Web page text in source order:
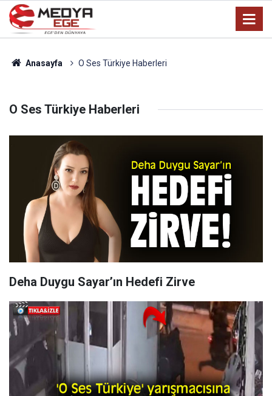
Anasayfa O Ses Türkiye Haberleri
O Ses Türkiye Haberleri
Deha Duygu Sayar’ın Hedefi Zirve